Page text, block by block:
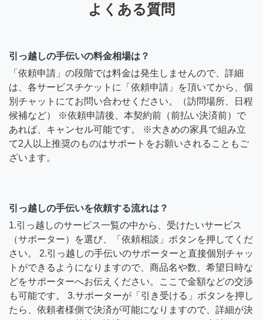
よくある質問
引っ越しの手伝いの料金相場は？
「依頼申請」の段階では料金は発生しませんので、詳細
は、各サービスチケットに「依頼申請」を頂いてから、個
別チャットにてお問い合わせください。（訪問場所、日程
候補など） ※依頼申請後、本契約前（前払い決済前）で
あれば、キャンセル可能です。 ※大きめの家具で組み立
て2人以上推奨のものはサポートをお願いされることもご
ざいます。
引っ越しの手伝いを依頼する流れは？
1.引っ越しのサービス一覧の中から、受けたいサービス
（サポーター）を選び、「依頼相談」ボタンを押してくだ
さい。 2.引っ越しの手伝いのサポーターと直接個別チャッ
トができるようになりますので、商品名や数、希望日時な
どをサポーターへお伝えください。ここで金額などの交渉
も可能です。 3.サポーターが「引き受ける」ボタンを押し
たら、依頼者様側で決済が可能になりますので、詳細が決